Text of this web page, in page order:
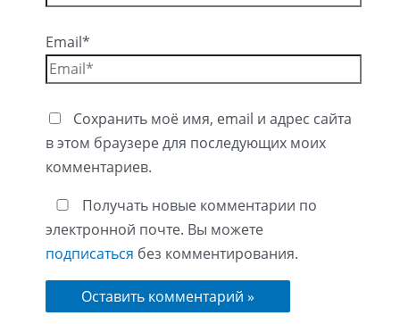
Email*
Сохранить моё имя, email и адрес сайта
в этом браузере для последующих моих
комментариев.
Получать новые комментарии по
электронной почте. Вы можете
подписаться без комментирования.